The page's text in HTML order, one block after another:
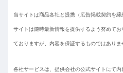
当サイトは商品各社と提携（広告掲載契約を
サイトは随時最新情報を提供するよう努めてお
ておりますが、内容を保証するものではありま
各社サービスは、提供会社の公式サイトにて